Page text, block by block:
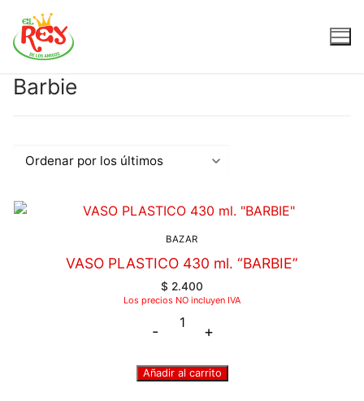
Barbie
BAZAR
VASO PLASTICO 430 ml. “BARBIE”
$ 2.400
Los precios NO incluyen IVA
- +
Añadir al carrito